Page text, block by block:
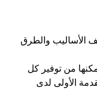
الأساليب والطرق
تمكنها من توفير كل
الأولى لدى